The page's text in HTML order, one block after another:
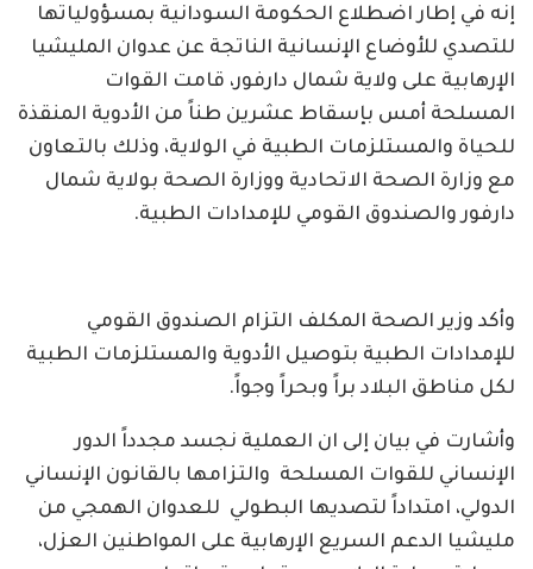
إنه في إطار اضطلاع الحكومة السودانية بمسؤولياتها
للتصدي للأوضاع الإنسانية الناتجة عن عدوان المليشيا
الإرهابية على ولاية شمال دارفور، قامت القوات
المسلحة أمس بإسقاط عشرين طناً من الأدوية المنقذة
للحياة والمستلزمات الطبية في الولاية، وذلك بالتعاون
مع وزارة الصحة الاتحادية ووزارة الصحة بولاية شمال
دارفور والصندوق القومي للإمدادات الطبية.
وأكد وزير الصحة المكلف التزام الصندوق القومي
للإمدادات الطبية بتوصيل الأدوية والمستلزمات الطبية
لكل مناطق البلاد براً وبحراً وجواً.
وأشارت في بيان إلى ان العملية نجسد مجدداً الدور
الإنساني للقوات المسلحة والتزامها بالقانون الإنساني
الدولي، امتداداً لتصديها البطولي للعدوان الهمجي من
مليشيا الدعم السريع الإرهابية على المواطنين العزل،